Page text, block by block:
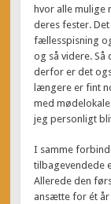
hvor alle mulige
deres fester.
fællesspisning
og så videre. Så
derfor er det
længere er fint
med
jeg personligt
I samme
tilbagevendede
Allerede den
ansætte for ét år